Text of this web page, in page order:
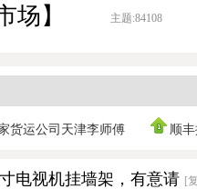
场】 主题:84108
货运公司天津李师傅 顺
电视机挂墙架，有意请 [